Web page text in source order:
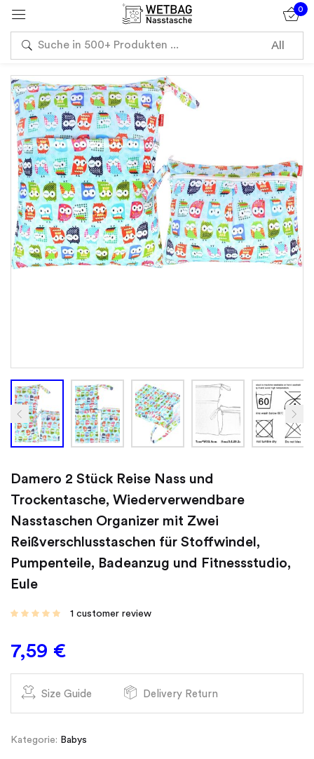
0
Damero 2 Stück Reise Nass und
Trockentasche, Wiederverwendbare
Nasstaschen Organizer mit Zwei
Reißverschlusstaschen für Stoffwindel,
Pumpenteile, Badeanzug und Fitnessstudio,
Eule
1 customer review
7,59 €
Size Guide Delivery Return
Kategorie: Babys
Sign in
Remember me Lost password?
Log in
Create an account